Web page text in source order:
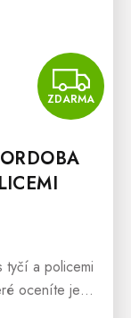
ZDARMA
a policemi
oceníte její